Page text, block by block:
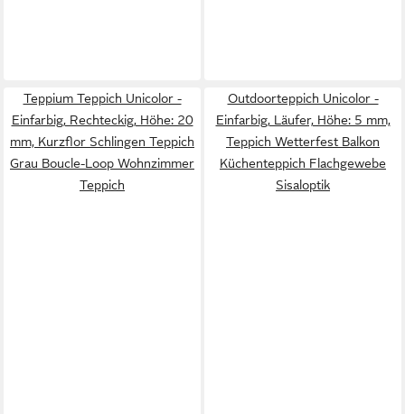
Teppium Teppich Unicolor -
Einfarbig, Rechteckig, Höhe: 20
mm, Kurzflor Schlingen Teppich
Grau Boucle-Loop Wohnzimmer
Teppich
Outdoorteppich Unicolor -
Einfarbig, Läufer, Höhe: 5 mm,
Teppich Wetterfest Balkon
Küchenteppich Flachgewebe
Sisaloptik